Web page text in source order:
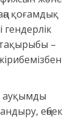
қоғамдық
гендерлік
–
ауқымды
еңбек